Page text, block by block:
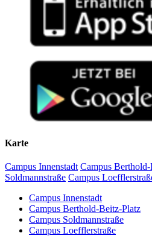
Karte
Campus Innenstadt Campus
Soldmannstraße Campus
Campus Innenstadt
Campus Berthold-Beitz-Platz
Campus Soldmannstraße
Campus Loefflerstraße